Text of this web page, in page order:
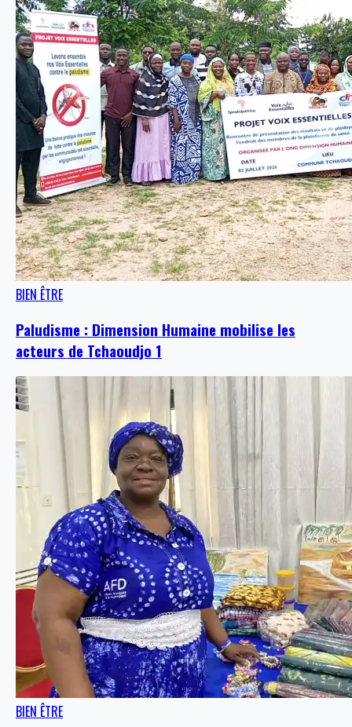
BIEN ÊTRE
Paludisme : Dimension Humaine mobilise les
acteurs de Tchaoudjo 1
BIEN ÊTRE